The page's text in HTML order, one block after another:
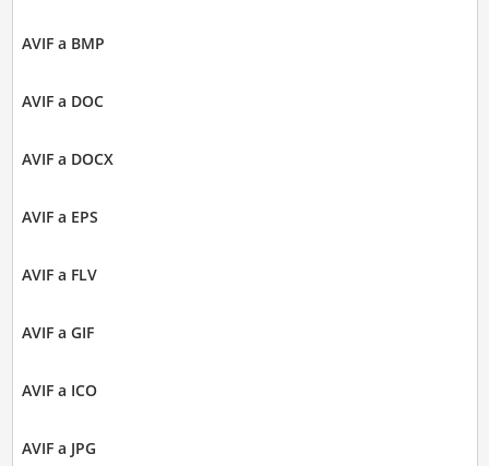
AVIF a BMP
AVIF a DOC
AVIF a DOCX
AVIF a EPS
AVIF a FLV
AVIF a GIF
AVIF a ICO
AVIF a JPG